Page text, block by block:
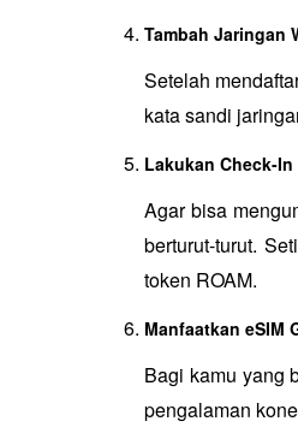
Tambah Jaringan
Setelah
kata sandi
Lakukan Check-In
Agar bisa
berturut-turut.
token ROAM.
Manfaatkan eSIM
Bagi kamu yang
pengalaman